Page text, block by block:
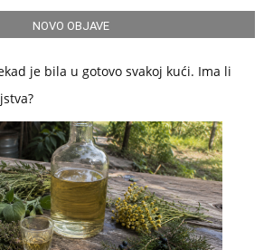
NOVO OBJAVE
je bila u gotovo svakoj kući. Ima li